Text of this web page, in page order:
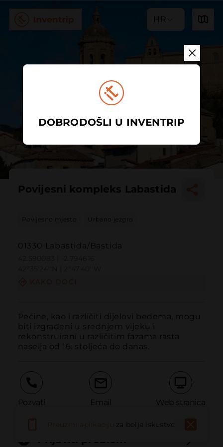
HR
Povijesni kompleks Labastida
Povijesno mjesto Urbano jezgro
01330 Labastida/Bastida
Pećine, kao i različiti dijelovi bedema, mogu
biti izgrađeni u srednjem vijeku i
rekonstruirani u različitim fazama rasta
naselja od 16. stoljeća do danas.
Pozvati Email Web stranica
Prijaviti problem
za bolje iskustvo
DOBRODOŠLI U INVENTRIP